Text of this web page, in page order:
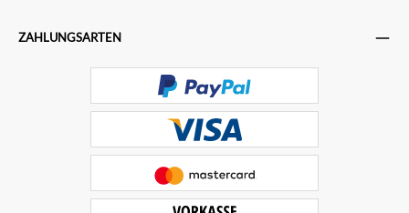
ZAHLUNGSARTEN